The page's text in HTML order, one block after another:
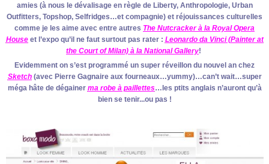
amies (à nous le dévalisage en règle de Liberty, Anthropologie, Urban
Outfitters, Topshop, Selfridges…et compagnie) et réjouissances culturelles
comme je les aime avec entre autres The Nutcracker à la Royal Opera
Houseet l’expo qu’il ne faut surtout pas rater : Leonardo da Vinci (Painter at
the Court of Milan) à la National Gallery!
Evidemment on s’est programmé un super réveillon du nouvel an chez
Sketch(avec Pierre Gagnaire aux fourneaux…yummy)…can’t wait…super
méga hâte de dégainer ma robe à paillettes…les ptits anglais n’auront qu’à
bien se tenir...ou pas !